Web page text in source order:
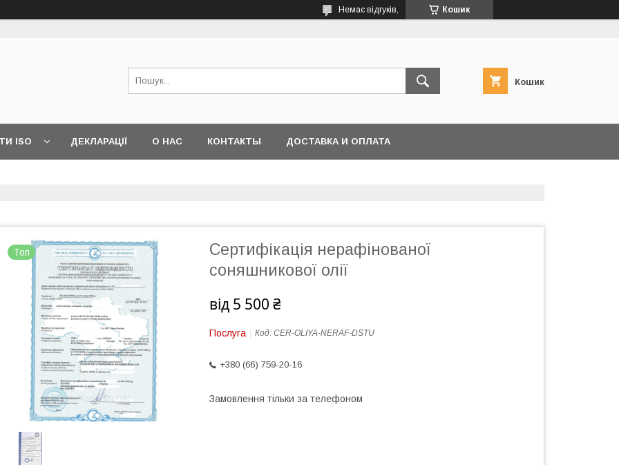
Кошик
Немає відгуків,
Кошик
ISO ДЕКЛАРАЦІЇ О НАС КОНТАКТЫ ДОСТАВКА И ОПЛАТА
Топ
Сертифікація нерафінованої
соняшникової олії
від 5 500 ₴
Послуга Код: CER-OLIYA-NERAF-DSTU
+380 (66) 759-20-16
Замовлення тільки за телефоном